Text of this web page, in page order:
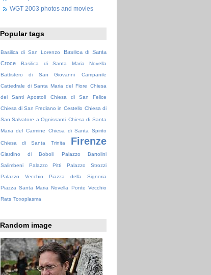
WGT 2003 photos and movies
Popular tags
Basilica di San Lorenzo
Basilica di Santa
Croce
Basilica di Santa Maria Novella
Battistero di San Giovanni
Campanile
Cattedrale di Santa Maria del Fiore
Chiesa
dei Santi Apostoli
Chiesa di San Felice
Chiesa di San Frediano in Cestello Chiesa di
San Salvatore a Ognissanti Chiesa di Santa
Maria del Carmine
Chiesa di Santa Spirito
Chiesa di Santa Trinita Firenze
Giardino di Boboli
Palazzo Bartolini
Salimbeni
Palazzo Pitti
Palazzo Strozzi
Palazzo Vecchio
Piazza della Signoria
Piazza Santa Maria Novella
Ponte Vecchio
Rats Toxoplasma
Random image